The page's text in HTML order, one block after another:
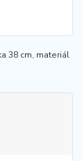
38 cm, materiál